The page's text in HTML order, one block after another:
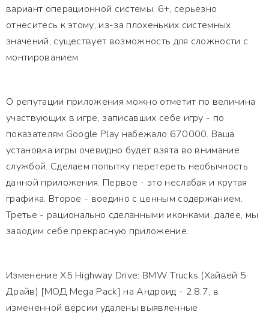
вариант операционной системы. 6+, серьезно
отнеситесь к этому, из-за плохеньких системных
значений, существует возможность для сложности с
монтированием.
О репутации приложения можно отметит по величина
участвующих в игре, записавших себе игру - по
показателям Google Play набежало 670000. Ваша
установка игры очевидно будет взята во внимание
службой. Сделаем попытку перетереть необычность
данной приложения. Первое - это неслабая и крутая
графика. Второе - воедино с ценным содержанием.
Третье - рационально сделанными иконками. далее, мы
заводим себе прекрасную приложение.
Изменение X5 Highway Drive: BMW Trucks (Хайвей 5
Драйв) [МОД Mega Pack] на Андроид - 2.8.7, в
измененной версии удалены выявленные